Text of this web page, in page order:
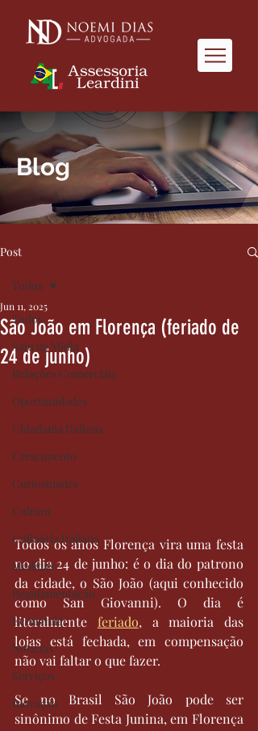
Blog
Post
Todos
Saiu na Mídia
Relações Comerciais
Oportunidades
Cidadania Italiana
Crescimento
Curiosidades
Cultura
Culinária Italiana
Medidas
Regulamentação
Economia
Notícias
Serviços
Inovação
Todos
São João em Florença (feriado de
24 de junho)
Jun 11, 2025
Todos os anos Florença vira uma festa
no dia 24 de junho: é o dia do patrono
da cidade, o São João (aqui conhecido
como San Giovanni). O dia é
literalmente feriado, a maioria das
lojas está fechada, em compensação
não vai faltar o que fazer.
Se no Brasil São João pode ser
sinônimo de Festa Junina, em Florença